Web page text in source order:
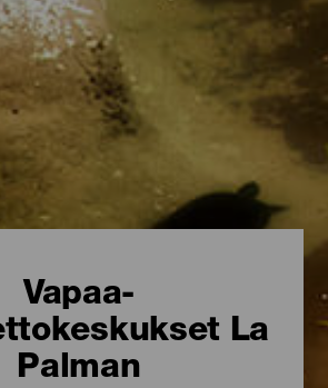
Vapaa-
La
Palman